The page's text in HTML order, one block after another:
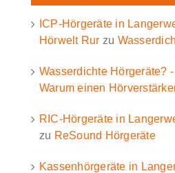
ICP-Hörgeräte in
Hörwelt Rur zu
Wasserdichte Hörgeräte?
Warum einen
RIC-Hörgeräte in
zu ReSound Hörgeräte
Kassenhörgeräte in